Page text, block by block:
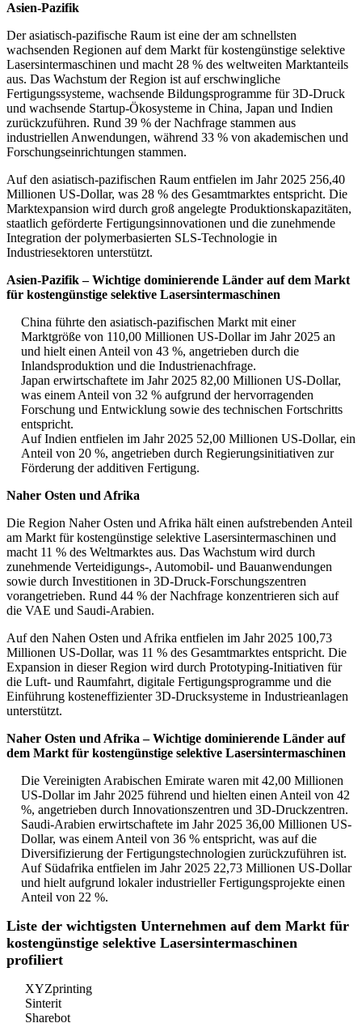
Asien-Pazifik
Der asiatisch-pazifische Raum ist eine der am schnellsten
wachsenden Regionen auf dem Markt für kostengünstige selektive
Lasersintermaschinen und macht 28 % des weltweiten Marktanteils
aus. Das Wachstum der Region ist auf erschwingliche
Fertigungssysteme, wachsende Bildungsprogramme für 3D-Druck
und wachsende Startup-Ökosysteme in China, Japan und Indien
zurückzuführen. Rund 39 % der Nachfrage stammen aus
industriellen Anwendungen, während 33 % von akademischen und
Forschungseinrichtungen stammen.
Auf den asiatisch-pazifischen Raum entfielen im Jahr 2025 256,40
Millionen US-Dollar, was 28 % des Gesamtmarktes entspricht. Die
Marktexpansion wird durch groß angelegte Produktionskapazitäten,
staatlich geförderte Fertigungsinnovationen und die zunehmende
Integration der polymerbasierten SLS-Technologie in
Industriesektoren unterstützt.
Asien-Pazifik – Wichtige dominierende Länder auf dem Markt
für kostengünstige selektive Lasersintermaschinen
China führte den asiatisch-pazifischen Markt mit einer
Marktgröße von 110,00 Millionen US-Dollar im Jahr 2025 an
und hielt einen Anteil von 43 %, angetrieben durch die
Inlandsproduktion und die Industrienachfrage.
Japan erwirtschaftete im Jahr 2025 82,00 Millionen US-Dollar,
was einem Anteil von 32 % aufgrund der hervorragenden
Forschung und Entwicklung sowie des technischen Fortschritts
entspricht.
Auf Indien entfielen im Jahr 2025 52,00 Millionen US-Dollar, ein
Anteil von 20 %, angetrieben durch Regierungsinitiativen zur
Förderung der additiven Fertigung.
Naher Osten und Afrika
Die Region Naher Osten und Afrika hält einen aufstrebenden Anteil
am Markt für kostengünstige selektive Lasersintermaschinen und
macht 11 % des Weltmarktes aus. Das Wachstum wird durch
zunehmende Verteidigungs-, Automobil- und Bauanwendungen
sowie durch Investitionen in 3D-Druck-Forschungszentren
vorangetrieben. Rund 44 % der Nachfrage konzentrieren sich auf
die VAE und Saudi-Arabien.
Auf den Nahen Osten und Afrika entfielen im Jahr 2025 100,73
Millionen US-Dollar, was 11 % des Gesamtmarktes entspricht. Die
Expansion in dieser Region wird durch Prototyping-Initiativen für
die Luft- und Raumfahrt, digitale Fertigungsprogramme und die
Einführung kosteneffizienter 3D-Drucksysteme in Industrieanlagen
unterstützt.
Naher Osten und Afrika – Wichtige dominierende Länder auf
dem Markt für kostengünstige selektive Lasersintermaschinen
Die Vereinigten Arabischen Emirate waren mit 42,00 Millionen
US-Dollar im Jahr 2025 führend und hielten einen Anteil von 42
%, angetrieben durch Innovationszentren und 3D-Druckzentren.
Saudi-Arabien erwirtschaftete im Jahr 2025 36,00 Millionen US-
Dollar, was einem Anteil von 36 % entspricht, was auf die
Diversifizierung der Fertigungstechnologien zurückzuführen ist.
Auf Südafrika entfielen im Jahr 2025 22,73 Millionen US-Dollar
und hielt aufgrund lokaler industrieller Fertigungsprojekte einen
Anteil von 22 %.
Liste der wichtigsten Unternehmen auf dem Markt für
kostengünstige selektive Lasersintermaschinen
profiliert
XYZprinting
Sinterit
Sharebot